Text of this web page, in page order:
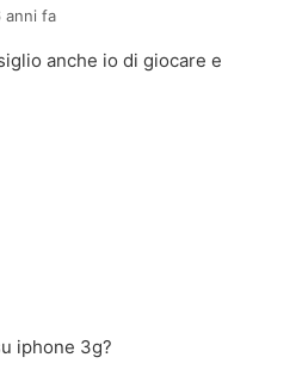
anni fa
anche io di giocare e
iphone 3g?